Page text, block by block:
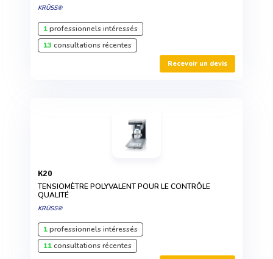
KRÜSS®
1professionnels intéressés
13 consultations récentes
Recevoir un devis
K20
TENSIOMÈTRE POLYVALENT POUR LE CONTRÔLE
QUALITÉ
KRÜSS®
1professionnels intéressés
11consultations récentes